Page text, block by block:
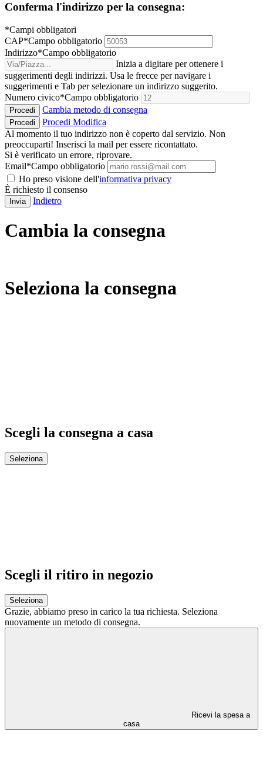
Conferma l'indirizzo per la consegna:
*Campi obbligatori
CAP*Campo obbligatorio
Indirizzo*Campo obbligatorio
Inizia a digitare per ottenere i
suggerimenti degli indirizzi. Usa le frecce per navigare i
suggerimenti e Tab per selezionare un indirizzo suggerito.
Numero civico*Campo obbligatorio
Procedi Cambia metodo di consegna
Procedi Procedi Modifica
Al momento il tuo indirizzo non è coperto dal servizio. Non
preoccuparti! Inserisci la mail per essere ricontattato.
Si è verificato un errore, riprovare.
Email*Campo obbligatorio
Ho preso visione dell'informativa privacy
È richiesto il consenso
Invia Indietro
Cambia la consegna
Seleziona la consegna
Scegli la consegna a casa
Seleziona
Scegli il ritiro in negozio
Seleziona
Grazie, abbiamo preso in carico la tua richiesta. Seleziona
nuovamente un metodo di consegna.
Ricevi la spesa a
casa